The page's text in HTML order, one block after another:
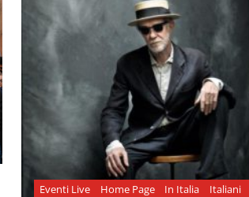
Eventi Live Home Page In Italia Italiani